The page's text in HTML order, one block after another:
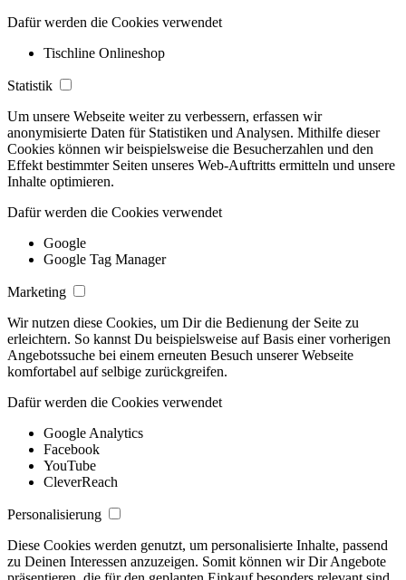
Dafür werden die Cookies verwendet
Tischline Onlineshop
Statistik
Um unsere Webseite weiter zu verbessern, erfassen wir
anonymisierte Daten für Statistiken und Analysen. Mithilfe dieser
Cookies können wir beispielsweise die Besucherzahlen und den
Effekt bestimmter Seiten unseres Web-Auftritts ermitteln und unsere
Inhalte optimieren.
Dafür werden die Cookies verwendet
Google
Google Tag Manager
Marketing
Wir nutzen diese Cookies, um Dir die Bedienung der Seite zu
erleichtern. So kannst Du beispielsweise auf Basis einer vorherigen
Angebotssuche bei einem erneuten Besuch unserer Webseite
komfortabel auf selbige zurückgreifen.
Dafür werden die Cookies verwendet
Google Analytics
Facebook
YouTube
CleverReach
Personalisierung
Diese Cookies werden genutzt, um personalisierte Inhalte, passend
zu Deinen Interessen anzuzeigen. Somit können wir Dir Angebote